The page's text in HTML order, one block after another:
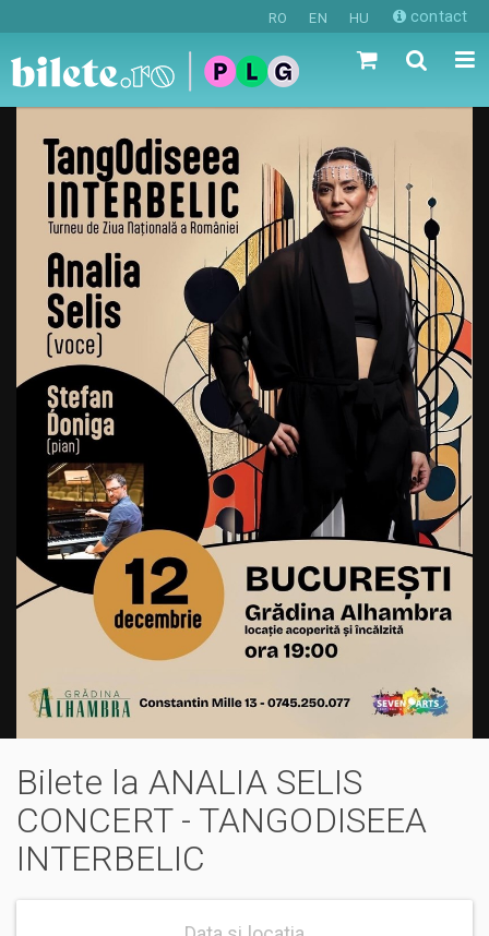
RO EN HU contact
Bilete la ANALIA SELIS
CONCERT - TANGODISEEA
INTERBELIC